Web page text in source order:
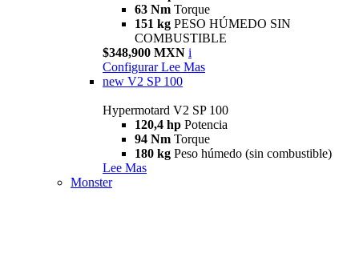
63 Nm Torque
151 kg PESO HÚMEDO SIN
COMBUSTIBLE
$348,900 MXN i
Configurar Lee Mas
new V2 SP 100
Hypermotard V2 SP 100
120,4 hp Potencia
94 Nm Torque
180 kg Peso húmedo (sin combustible)
Lee Mas
Monster